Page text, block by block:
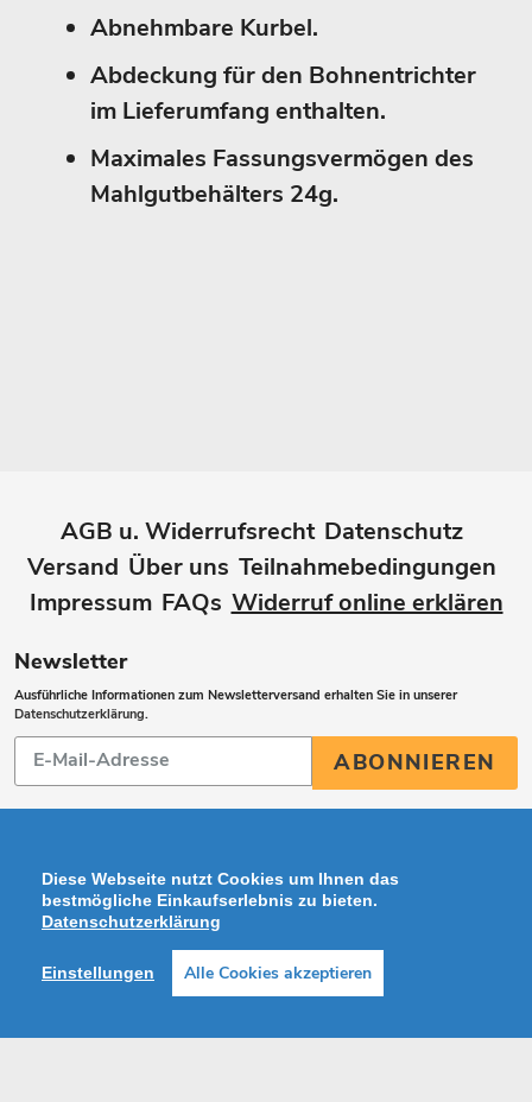
Abnehmbare Kurbel.
Abdeckung für den Bohnentrichter
im Lieferumfang enthalten.
Maximales Fassungsvermögen des
Mahlgutbehälters 24g.
AGB u. Widerrufsrecht Datenschutz
Versand Über uns Teilnahmebedingungen
Impressum FAQs Widerruf online erklären
Newsletter
Ausführliche Informationen zum Newsletterversand erhalten Sie in unserer
Datenschutzerklärung.
Abonnieren
Sie
unsere
ABONNIEREN
Zahlungsarten
Instagram
Diese Webseite nutzt Cookies um Ihnen das
bestmögliche Einkaufserlebnis zu bieten.
Datenschutzerklärung
Einstellungen Alle Cookies akzeptieren